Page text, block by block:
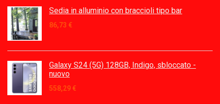
Sedia in alluminio con braccioli tipo bar
86,73 €
Galaxy S24 (5G) 128GB, Indigo, sbloccato -
nuovo
558,29 €